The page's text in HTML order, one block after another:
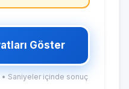
Göster
Saniyeler içinde sonuç